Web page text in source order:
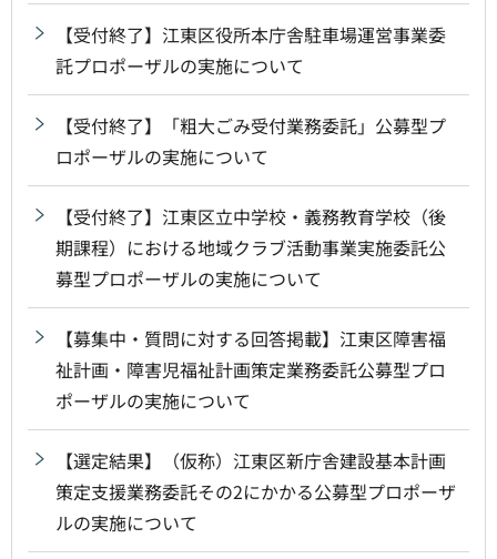
【受付終了】江東区役所本庁舎駐車場運営事業委
託プロポーザルの実施について
【受付終了】「粗大ごみ受付業務委託」公募型プ
ロポーザルの実施について
【受付終了】江東区立中学校・義務教育学校（後
期課程）における地域クラブ活動事業実施委託公
募型プロポーザルの実施について
【募集中・質問に対する回答掲載】江東区障害福
祉計画・障害児福祉計画策定業務委託公募型プロ
ポーザルの実施について
【選定結果】（仮称）江東区新庁舎建設基本計画
策定支援業務委託その2にかかる公募型プロポーザ
ルの実施について